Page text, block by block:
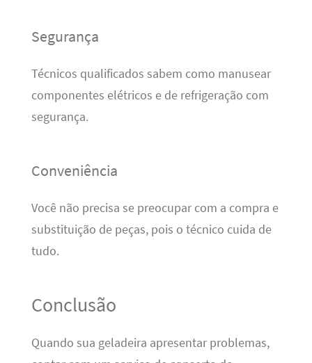
Segurança
Técnicos qualificados sabem como manusear
componentes elétricos e de refrigeração com
segurança.
Conveniência
Você não precisa se preocupar com a compra e
substituição de peças, pois o técnico cuida de
tudo.
Conclusão
Quando sua geladeira apresentar problemas,